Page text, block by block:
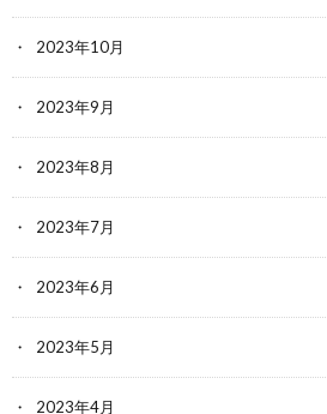
2023年10月
2023年9月
2023年8月
2023年7月
2023年6月
2023年5月
2023年4月